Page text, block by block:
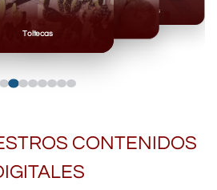
Toltecas
Mexicas
CONTENIDOS